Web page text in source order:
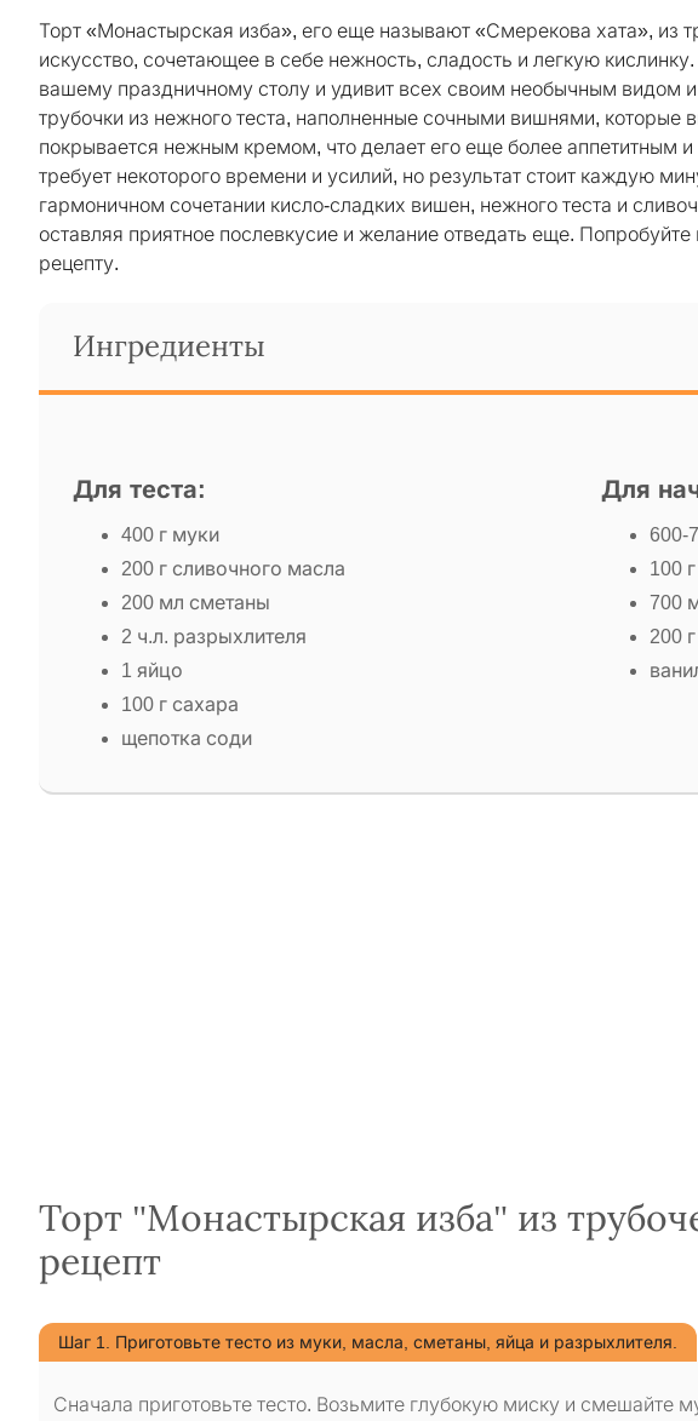
Торт «Монастырская изба», его еще называют «Смерекова хата», из
искусство, сочетающее в себе нежность, сладость и легкую
вашему праздничному столу и удивит всех своим необычным видом
трубочки из нежного теста, наполненные сочными вишнями,
покрывается нежным кремом, что делает его еще более аппетитным
требует некоторого времени и усилий, но результат стоит каждую
гармоничном сочетании кисло-сладких вишен, нежного теста и
оставляя приятное послевкусие и желание отведать еще. Попробуйте
рецепту.
Ингредиенты
Для теста:
400 г муки
200 г сливочного масла
200 мл сметаны
2 ч.л. разрыхлителя
1 яйцо
100 г сахара
щепотка соди
Для
600-
100
700
200
Торт "Монастырская изба" из
рецепт
Шаг 1. Приготовьте тесто из муки, масла, сметаны, яйца и разрыхлителя.
Сначала приготовьте тесто. Возьмите глубокую миску и смешайте